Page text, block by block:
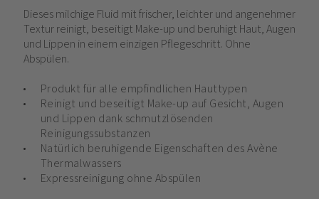
Dieses milchige Fluid mit frischer, leichter und angenehmer
Textur reinigt, beseitigt Make-up und beruhigt Haut, Augen
und Lippen in einem einzigen Pflegeschritt. Ohne
Abspülen.
Produkt für alle empfindlichen Hauttypen
Reinigt und beseitigt Make-up auf Gesicht, Augen
und Lippen dank schmutzlösenden
Reinigungssubstanzen
Natürlich beruhigende Eigenschaften des Avène
Thermalwassers
Expressreinigung ohne Abspülen